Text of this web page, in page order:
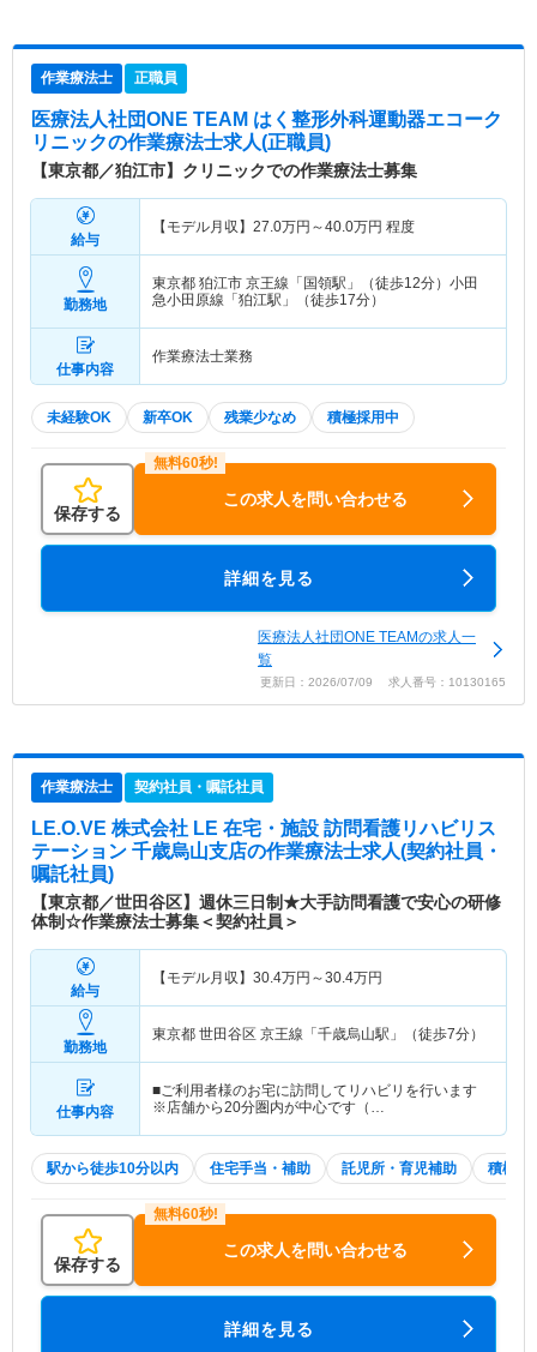
作業療法士 正職員
医療法人社団ONE TEAM はく整形外科運動器エコーク
リニックの作業療法士求人(正職員)
【東京都／狛江市】クリニックでの作業療法士募集
給与
【モデル月収】 27.0万円～40.0万円 程度
勤務地
東京都 狛江市 京王線「国領駅」（徒歩12分）小田
急小田原線「狛江駅」（徒歩17分）
仕事内容
作業療法士業務
未経験OK 新卒OK 残業少なめ 積極採用中
保存する
この求人を問い合わせる
詳細を見る
医療法人社団ONE TEAMの求人一
覧
更新日：2026/07/09 求人番号：10130165
作業療法士 契約社員・嘱託社員
LE.O.VE 株式会社 LE 在宅・施設 訪問看護リハビリス
テーション 千歳烏山支店の作業療法士求人(契約社員・
嘱託社員)
【東京都／世田谷区】週休三日制★大手訪問看護で安心の研修
体制☆作業療法士募集＜契約社員＞
給与
【モデル月収】 30.4万円～30.4万円
勤務地
東京都 世田谷区 京王線「千歳烏山駅」（徒歩7分）
仕事内容
■ご利用者様のお宅に訪問してリハビリを行います
※店舗から20分圏内が中心です（…
駅から徒歩10分以内 住宅手当・補助 託児所・育児補助 積極採
保存する
この求人を問い合わせる
詳細を見る